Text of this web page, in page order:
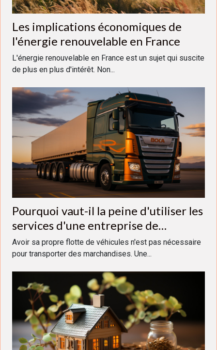
Les implications économiques de
l'énergie renouvelable en France
L'énergie renouvelable en France est un sujet qui suscite
de plus en plus d'intérêt. Non...
Pourquoi vaut-il la peine d'utiliser les
services d'une entreprise de
transport international vers les pays
du Maghreb ?
Avoir sa propre flotte de véhicules n'est pas nécessaire
pour transporter des marchandises. Une...